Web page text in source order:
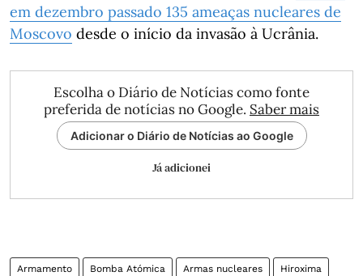
em dezembro passado 135 ameaças nucleares de
Moscovo desde o início da invasão à Ucrânia.
Escolha o Diário de Notícias como fonte
preferida de notícias no Google. Saber mais
Adicionar o Diário de Notícias ao Google
Já adicionei
Armamento Bomba Atómica Armas nucleares Hiroxima